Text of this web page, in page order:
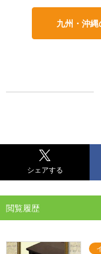
九州・沖
シェアする
閲覧履歴